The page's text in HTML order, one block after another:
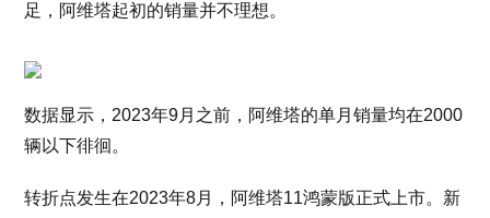
足，阿维塔起初的销量并不理想。
数据显示，2023年9月之前，阿维塔的单月销量均在2000
辆以下徘徊。
转折点发生在2023年8月，阿维塔11鸿蒙版正式上市。新